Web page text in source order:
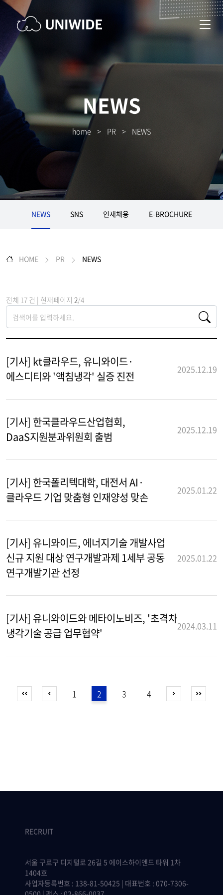
NEWS
home > PR > NEWS
NEWS SNS 인재채용 E-BROCHURE
HOME PR NEWS
전체 17 건 | 현재페이지 2/4
[기사] kt클라우드, 유니와이드·
에스디티와 '액침냉각' 실증 진전
2025.12.19
[기사] 한국클라우드산업협회,
DaaS지원분과위원회 출범
2025.12.19
[기사] 한국폴리텍대학, 대전서 AI·
클라우드 기업 맞춤형 인재양성 맞손
2025.01.22
[기사] 유니와이드, 에너지기술 개발사업
신규 지원 대상 연구개발과제 1세부 공동
연구개발기관 선정
2025.01.22
[기사] 유니와이드와 메타이노비즈, '초격차
냉각기술 공급 업무협약'
2024.03.11
1 2 3 4
RECRUIT
서울 구로구 디지털로 26길 5 에이스하이엔드 타워 1차
1404호
사업자등록번호 : 138-81-50425 | 대표번호 : 070-7306-